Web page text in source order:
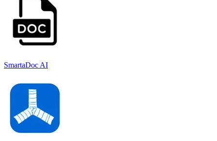
SmartaDoc AI